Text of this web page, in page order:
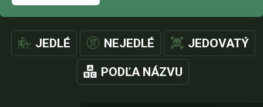
JEDLÉ NEJEDLÉ JEDOVATÝ
PODĽA NÁZVU